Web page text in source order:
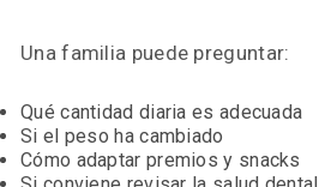
Una familia puede preguntar:
Qué cantidad diaria es adecuada
Si el peso ha cambiado
Cómo adaptar premios y snacks